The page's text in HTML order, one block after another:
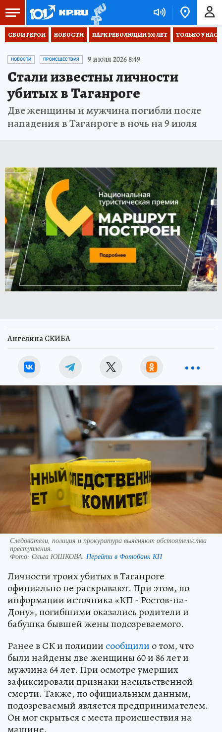
СВОИ ГЕРОИ НОВОСТИ ПАРК РЕВОЛЮЦИИ 100 ЛЕТ ТОЛЬКО У НАС
НОВОСТИ ПРОИСШЕСТВИЯ 9 июля 2026 8:49
Стали известны личности
убитых в Таганроге
Две женщины и мужчина погибли после
нападения в Таганроге в ночь на 9 июля
Ангелина СКИБА
Следователи, полиция и прокуратура выясняют обстоятельства
преступления.
Фото: Ольга ЮШКОВА. Перейти в Фотобанк КП
Личности троих убитых в Таганроге
официально не раскрывают. При этом, по
информации источника «КП - Ростов-на-
Дону», погибшими оказались родители и
бабушка бывшей жены подозреваемого.
Ранее в СК и полиции сообщили о том, что
были найдены две женщины 60 и 86 лет и
мужчина 64 лет. При осмотре умерших
зафиксировали признаки насильственной
смерти. Также, по официальным данным,
подозреваемый является предпринимателем.
Он мог скрыться с места происшествия на
машине.